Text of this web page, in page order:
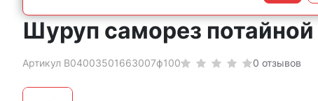
Шуруп саморез
Артикул B04003501663007ф100 0 отзывов